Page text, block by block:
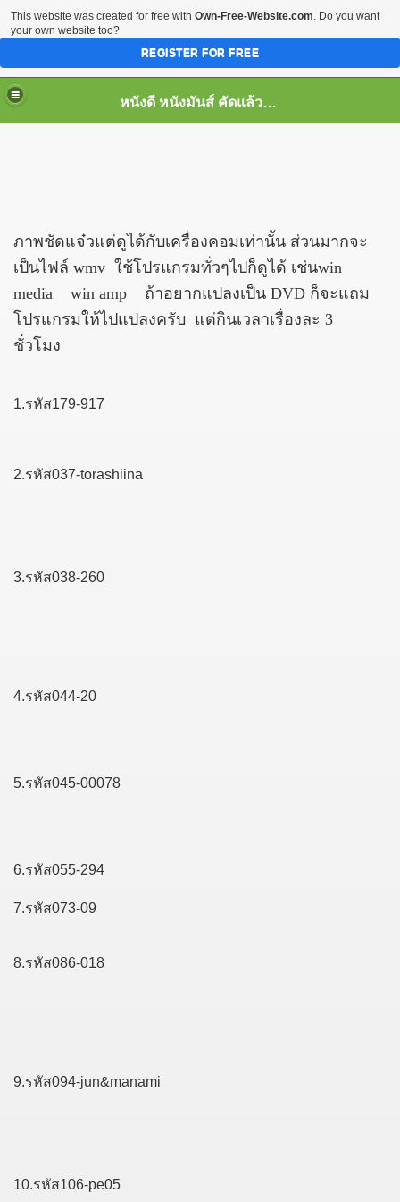
หนังดี หนังมันส์ คัดแล้ว เพื่อคุณ
ภาพชัดแจ๋วแต่ดูได้กับเครื่องคอมเท่านั้น ส่วนมากจะ
เป็นไฟล์ wmv ใช้โปรแกรมทั่วๆไปก็ดูได้ เช่นwin
media win amp ถ้าอยากแปลงเป็น DVD ก็จะแถม
โปรแกรมให้ไปแปลงครับ แต่กินเวลาเรื่องละ 3
ชั่วโมง
1.รหัส179-917
2.รหัส037-torashiina
3.รหัส038-260
4.รหัส044-20
5.รหัส045-00078
6.รหัส055-294
7.รหัส073-09
8.รหัส086-018
9.รหัส094-jun&manami
10.รหัส106-pe05
This website was created for free with Own-Free-Website.com. Do you want
your own website too?
REGISTER FOR FREE